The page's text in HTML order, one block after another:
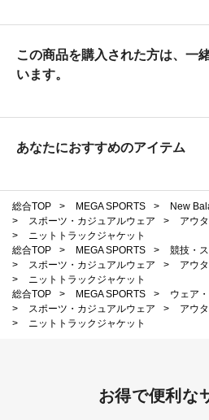
この商品を購入された方は、一
います。
あなたにおすすめのアイテム
総合TOP > MEGA SPORTS >
New
>
スポーツ・カジュアルウェア > アウ
>
ニットトラックジャケット
総合TOP
> MEGA SPORTS >
競技・
>
スポーツ・カジュアルウェア > アウ
>
ニットトラックジャケット
総合TOP
> MEGA SPORTS >
ウェア
>
スポーツ・カジュアルウェア > アウ
>
ニットトラックジャケット
お得で便利な